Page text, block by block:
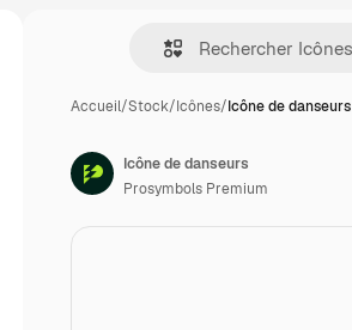
Accueil/Stock/Icônes/Icône de danseurs
Icône de danseurs
Prosymbols Premium